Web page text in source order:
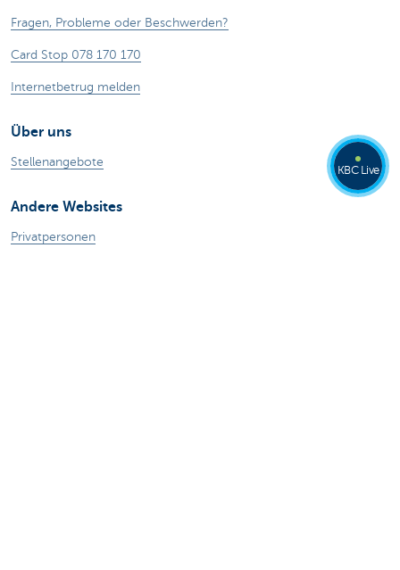
Fragen, Probleme oder Beschwerden?
Card Stop 078 170 170
Internetbetrug melden
Über uns
Stellenangebote
Andere Websites
Privatpersonen
KBC Live